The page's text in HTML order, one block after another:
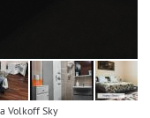
Volkoff Sky